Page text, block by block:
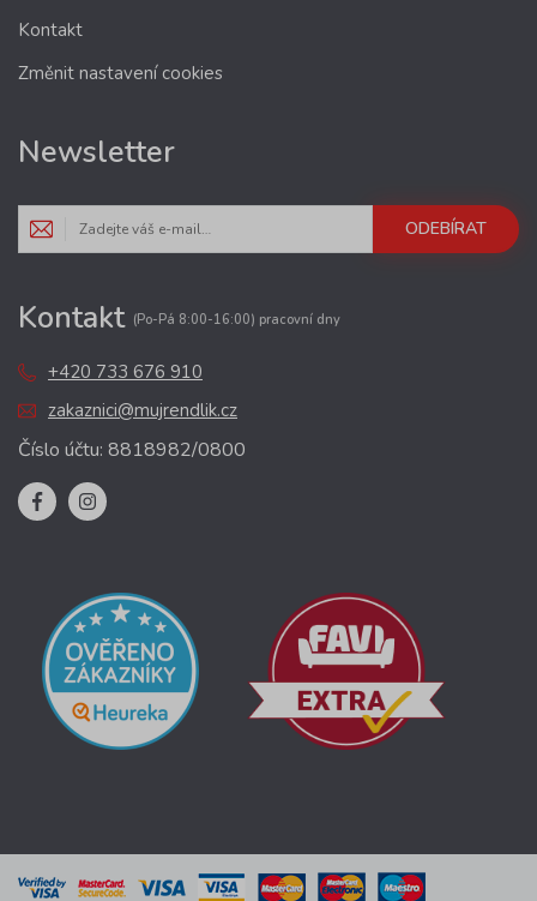
Kontakt
Změnit nastavení cookies
Newsletter
ODEBÍRAT
Kontakt (Po-Pá 8:00-16:00) pracovní dny
+420 733 676 910
zakaznici@mujrendlik.cz
Číslo účtu: 8818982/0800